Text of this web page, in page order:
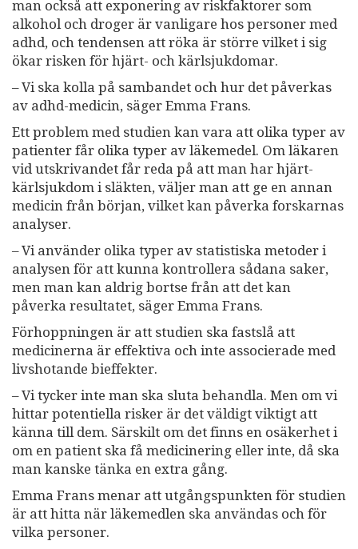
man också att exponering av riskfaktorer som
alkohol och droger är vanligare hos personer med
adhd, och tendensen att röka är större vilket i sig
ökar risken för hjärt- och kärlsjukdomar.
– Vi ska kolla på sambandet och hur det påverkas
av adhd-medicin, säger Emma Frans.
Ett problem med studien kan vara att olika typer av
patienter får olika typer av läkemedel. Om läkaren
vid utskrivandet får reda på att man har hjärt-
kärlsjukdom i släkten, väljer man att ge en annan
medicin från början, vilket kan påverka forskarnas
analyser.
– Vi använder olika typer av statistiska metoder i
analysen för att kunna kontrollera sådana saker,
men man kan aldrig bortse från att det kan
påverka resultatet, säger Emma Frans.
Förhoppningen är att studien ska fastslå att
medicinerna är effektiva och inte associerade med
livshotande bieffekter.
– Vi tycker inte man ska sluta behandla. Men om vi
hittar potentiella risker är det väldigt viktigt att
känna till dem. Särskilt om det finns en osäkerhet i
om en patient ska få medicinering eller inte, då ska
man kanske tänka en extra gång.
Emma Frans menar att utgångspunkten för studien
är att hitta när läkemedlen ska användas och för
vilka personer.